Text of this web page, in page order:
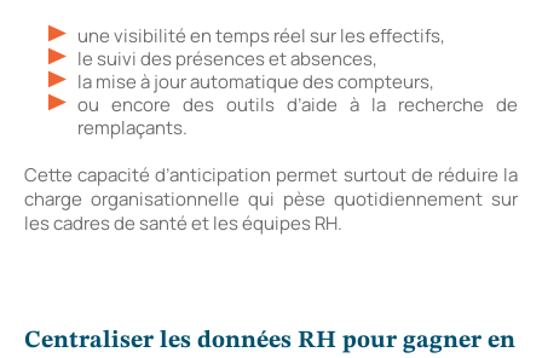
une visibilité en temps réel sur les effectifs,
le suivi des présences et absences,
la mise à jour automatique des compteurs,
ou encore des outils d’aide à la recherche de
remplaçants.
Cette capacité d’anticipation permet surtout de réduire la
charge organisationnelle qui pèse quotidiennement sur
les cadres de santé et les équipes RH.
Centraliser les données RH pour gagner en